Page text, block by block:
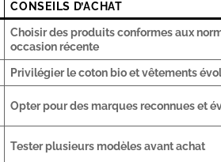
CONSEILS D’ACHAT
Choisir des produits conformes aux
occasion récente
Privilégier le coton bio et vêtements
Opter pour des marques reconnues et
Tester plusieurs modèles avant achat